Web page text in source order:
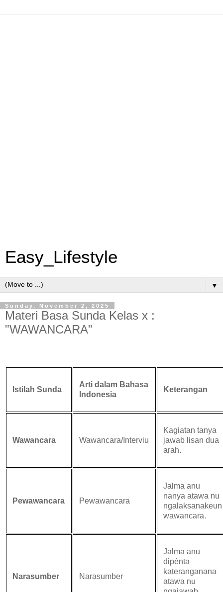
Easy_Lifestyle
▼
Sunday, November 2, 2025
Materi Basa Sunda Kelas x :
"WAWANCARA"
Istilah Sunda
Arti dalam Bahasa
Indonesia
Keterangan
Wawancara Wawancara/Interviu
Kagiatan tanya
jawab lisan dua
arah.
Pewawancara Pewawancara
Jalma anu
nanya atawa nu
ngalaksanakeun
wawancara.
Narasumber Narasumber
Jalma anu
dipénta
kateranganana
atawa nu